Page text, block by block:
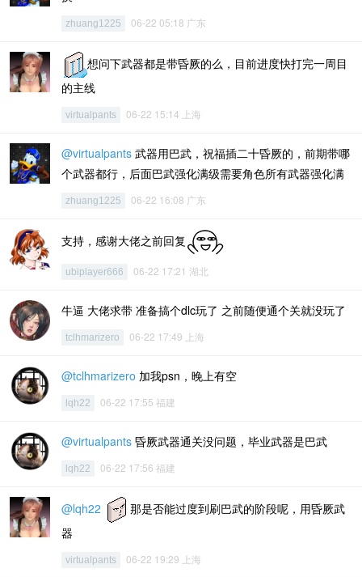
zhuang1225 06-22 05:18 广东
想问下武器都是带昏厥的么，目前进度快打完一周目
的主线
virtualpants 06-22 15:14 上海
@virtualpants 武器用巴武，祝福插二十昏厥的，前期带哪
个武器都行，后面巴武强化满级需要角色所有武器强化满
zhuang1225 06-22 16:08 广东
支持，感谢大佬之前回复
ubiplayer666 06-22 17:21 湖北
牛逼 大佬求带 准备搞个dlc玩了 之前随便通个关就没玩了
tclhmarizero 06-22 17:49 上海
@tclhmarizero 加我psn，晚上有空
lqh22 06-22 17:55 福建
@virtualpants 昏厥武器通关没问题，毕业武器是巴武
lqh22 06-22 17:56 福建
@lqh22
那是否能过度到刷巴武的阶段呢，用昏厥武
器
virtualpants 06-22 19:29 上海